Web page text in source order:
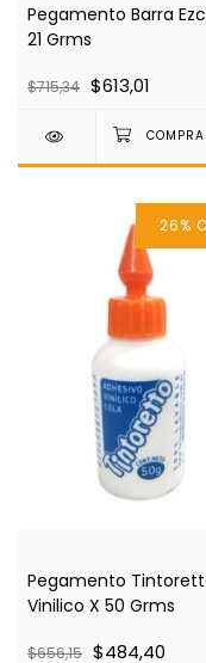
Pegamento Barra
21 Grms
$715,34 $613,01
26%
Pegamento
Vinilico X 50 Grms
$656,15 $484,40